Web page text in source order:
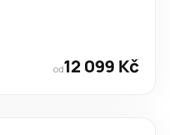
od12 099 Kč